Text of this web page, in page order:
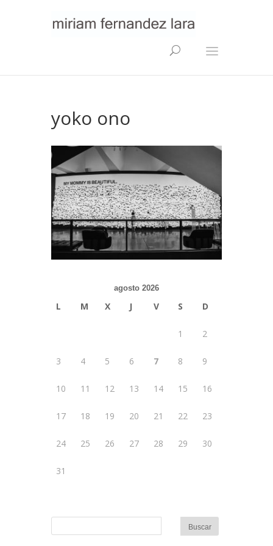
yoko ono
agosto 2026
L M X J V S D
1 2
3 4 5 6 7 8 9
10 11 12 13 14 15 16
17 18 19 20 21 22 23
24 25 26 27 28 29 30
31